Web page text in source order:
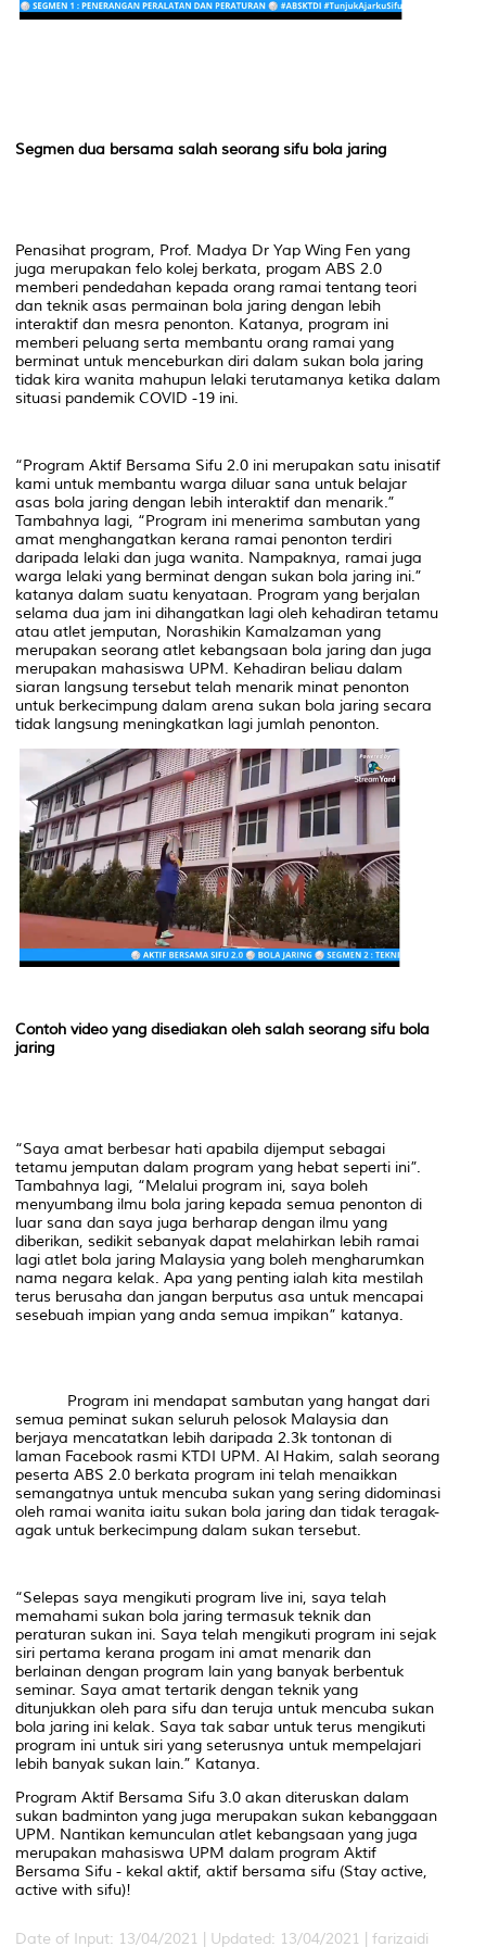
Segmen dua bersama salah seorang sifu bola jaring
Penasihat program, Prof. Madya Dr Yap Wing Fen yang
juga merupakan felo kolej berkata, progam ABS 2.0
memberi pendedahan kepada orang ramai tentang teori
dan teknik asas permainan bola jaring dengan lebih
interaktif dan mesra penonton. Katanya, program ini
memberi peluang serta membantu orang ramai yang
berminat untuk menceburkan diri dalam sukan bola jaring
tidak kira wanita mahupun lelaki terutamanya ketika dalam
situasi pandemik COVID -19 ini.
“Program Aktif Bersama Sifu 2.0 ini merupakan satu inisatif
kami untuk membantu warga diluar sana untuk belajar
asas bola jaring dengan lebih interaktif dan menarik.”
Tambahnya lagi, “Program ini menerima sambutan yang
amat menghangatkan kerana ramai penonton terdiri
daripada lelaki dan juga wanita. Nampaknya, ramai juga
warga lelaki yang berminat dengan sukan bola jaring ini.”
katanya dalam suatu kenyataan. Program yang berjalan
selama dua jam ini dihangatkan lagi oleh kehadiran tetamu
atau atlet jemputan, Norashikin Kamalzaman yang
merupakan seorang atlet kebangsaan bola jaring dan juga
merupakan mahasiswa UPM. Kehadiran beliau dalam
siaran langsung tersebut telah menarik minat penonton
untuk berkecimpung dalam arena sukan bola jaring secara
tidak langsung meningkatkan lagi jumlah penonton.
Contoh video yang disediakan oleh salah seorang sifu bola
jaring
“Saya amat berbesar hati apabila dijemput sebagai
tetamu jemputan dalam program yang hebat seperti ini”.
Tambahnya lagi, “Melalui program ini, saya boleh
menyumbang ilmu bola jaring kepada semua penonton di
luar sana dan saya juga berharap dengan ilmu yang
diberikan, sedikit sebanyak dapat melahirkan lebih ramai
lagi atlet bola jaring Malaysia yang boleh mengharumkan
nama negara kelak. Apa yang penting ialah kita mestilah
terus berusaha dan jangan berputus asa untuk mencapai
sesebuah impian yang anda semua impikan” katanya.
Program ini mendapat sambutan yang hangat dari
semua peminat sukan seluruh pelosok Malaysia dan
berjaya mencatatkan lebih daripada 2.3k tontonan di
laman Facebook rasmi KTDI UPM. Al Hakim, salah seorang
peserta ABS 2.0 berkata program ini telah menaikkan
semangatnya untuk mencuba sukan yang sering didominasi
oleh ramai wanita iaitu sukan bola jaring dan tidak teragak-
agak untuk berkecimpung dalam sukan tersebut.
“Selepas saya mengikuti program live ini, saya telah
memahami sukan bola jaring termasuk teknik dan
peraturan sukan ini. Saya telah mengikuti program ini sejak
siri pertama kerana progam ini amat menarik dan
berlainan dengan program lain yang banyak berbentuk
seminar. Saya amat tertarik dengan teknik yang
ditunjukkan oleh para sifu dan teruja untuk mencuba sukan
bola jaring ini kelak. Saya tak sabar untuk terus mengikuti
program ini untuk siri yang seterusnya untuk mempelajari
lebih banyak sukan lain.” Katanya.
Program Aktif Bersama Sifu 3.0 akan diteruskan dalam
sukan badminton yang juga merupakan sukan kebanggaan
UPM. Nantikan kemunculan atlet kebangsaan yang juga
merupakan mahasiswa UPM dalam program Aktif
Bersama Sifu - kekal aktif, aktif bersama sifu (Stay active,
active with sifu)!
Date of Input: 13/04/2021 | Updated: 13/04/2021 | farizaidi